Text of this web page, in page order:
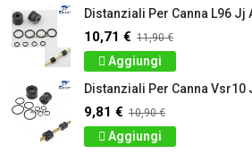
Distanziali Per Canna L96
10,71 € 11,90 €
Aggiungi
Distanziali Per Canna
9,81 € 10,90 €
Aggiungi